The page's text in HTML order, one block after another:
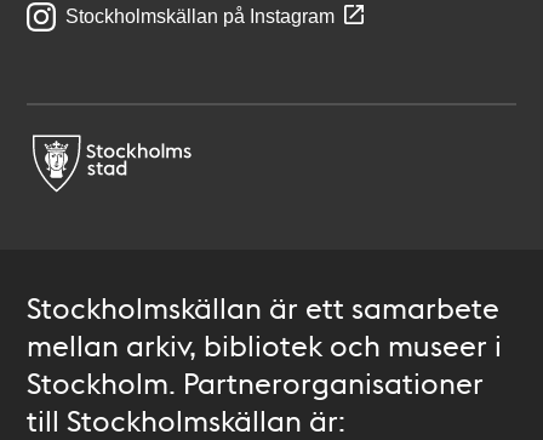
Stockholmskällan på Instagram
Stockholmskällan är ett samarbete
mellan arkiv, bibliotek och museer i
Stockholm. Partnerorganisationer
till Stockholmskällan är: